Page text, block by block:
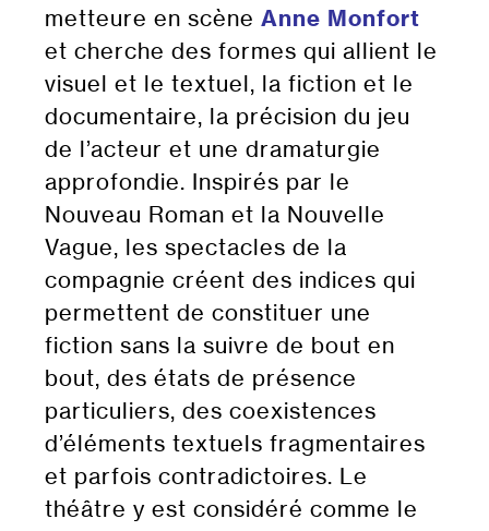
metteure en scène Anne Monfort
et cherche des formes qui allient le
visuel et le textuel, la fiction et le
documentaire, la précision du jeu
de l’acteur et une dramaturgie
approfondie. Inspirés par le
Nouveau Roman et la Nouvelle
Vague, les spectacles de la
compagnie créent des indices qui
permettent de constituer une
fiction sans la suivre de bout en
bout, des états de présence
particuliers, des coexistences
d’éléments textuels fragmentaires
et parfois contradictoires. Le
théâtre y est considéré comme le